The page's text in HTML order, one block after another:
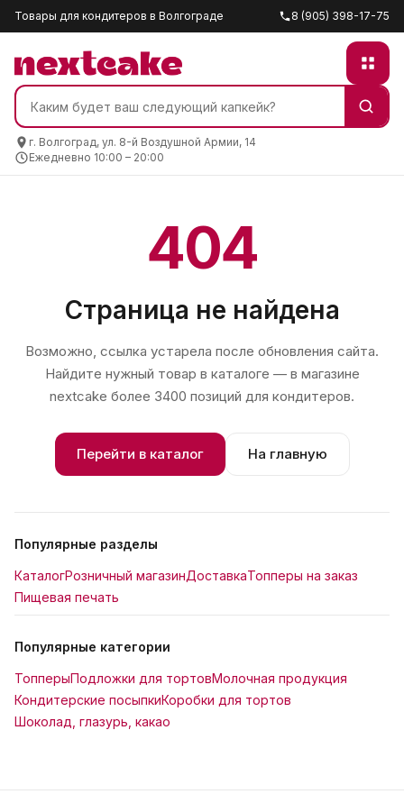
Товары для кондитеров в Волгограде 8 (905) 398-17-75
г. Волгоград, ул. 8-й Воздушной Армии, 14
Ежедневно 10:00 – 20:00
404
Страница не найдена
Возможно, ссылка устарела после обновления сайта.
Найдите нужный товар в каталоге — в магазине
nextcake более 3400 позиций для кондитеров.
Перейти в каталог На главную
Популярные разделы
КаталогРозничный магазинДоставкаТопперы на заказ
Пищевая печать
Популярные категории
ТопперыПодложки для тортовМолочная продукция
Кондитерские посыпкиКоробки для тортов
Шоколад, глазурь, какао